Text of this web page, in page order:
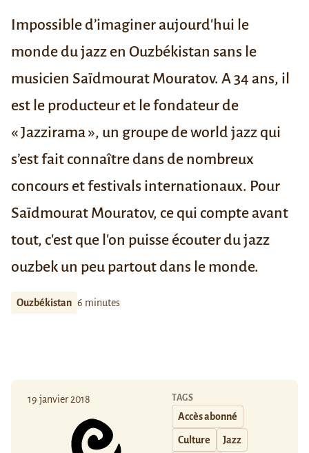
Impossible d’imaginer aujourd'hui le
monde du jazz en Ouzbékistan sans le
musicien Saïdmourat Mouratov. A 34 ans, il
est le producteur et le fondateur de
« Jazzirama », un groupe de world jazz qui
s’est fait connaître dans de nombreux
concours et festivals internationaux. Pour
Saïdmourat Mouratov, ce qui compte avant
tout, c'est que l'on puisse écouter du jazz
ouzbek un peu partout dans le monde.
Ouzbékistan 6 minutes
19 janvier 2018 TAGS
Accès abonné
Culture Jazz